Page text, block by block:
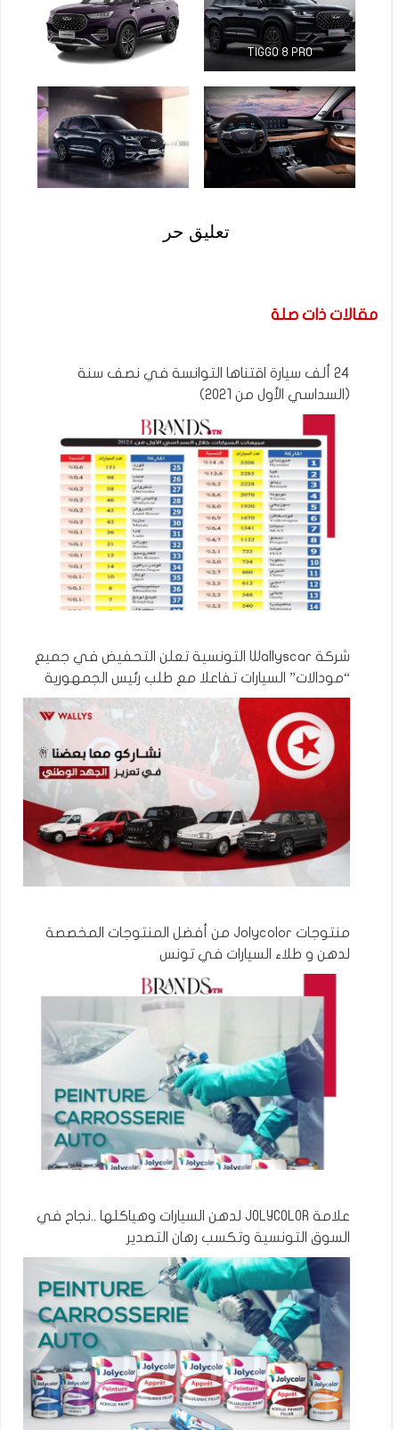
TIGGO 8 PRO
تعليق حر
مقالات ذات صلة
24 ألف سيارة اقتناها التوانسة في نصف سنة
(السداسي الأول من 2021)
شركة Wallyscar التونسية تعلن التحفيض في جميع
“مودالات” السيارات تفاعلا مع طلب رئيس الجمهورية
منتوجات Jolycolor من أفضل المنتوجات المخصصة
لدهن و طلاء السيارات في تونس
علامة JOLYCOLOR لدهن السيارات وهياكلها ..نجاح في
السوق التونسية وتكسب رهان التصدير